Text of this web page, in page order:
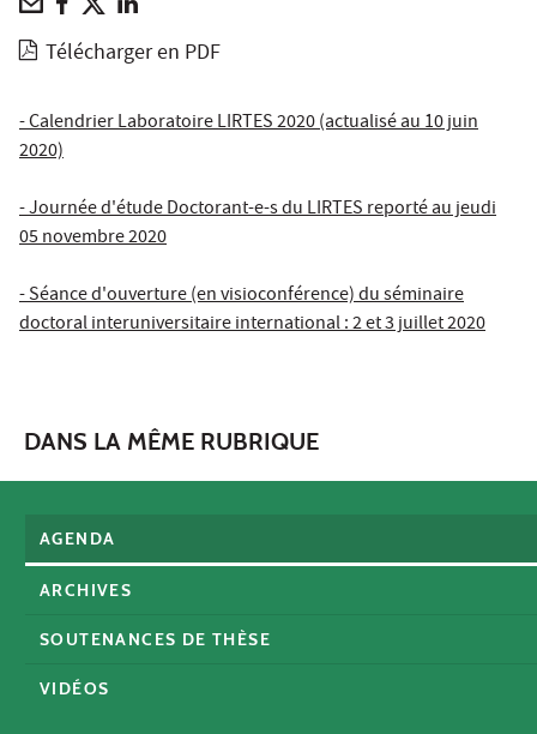
Télécharger en PDF
- Calendrier Laboratoire LIRTES 2020 (actualisé au 10 juin
2020)
- Journée d'étude Doctorant-e-s du LIRTES reporté au jeudi
05 novembre 2020
- Séance d'ouverture (en visioconférence) du séminaire
doctoral interuniversitaire international : 2 et 3 juillet 2020
DANS LA MÊME RUBRIQUE
AGENDA
ARCHIVES
SOUTENANCES DE THÈSE
VIDÉOS